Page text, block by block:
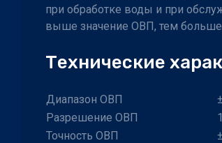
при обработке воды и при
выше значение ОВП, тем
Технические
Диапазон ОВП
Разрешение ОВП
Точность ОВП